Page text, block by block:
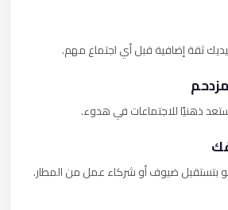
ثقة إضافية قبل أي اجتماع مهم.
ذهنيًا للاجتماعات في هدوء.
ضيوف أو شركاء عمل من المطار.